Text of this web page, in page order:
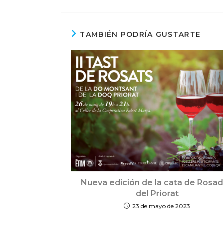
TAMBIÉN PODRÍA GUSTARTE
Nueva edición de la cata de
del Priorat
23 de mayo de 2023